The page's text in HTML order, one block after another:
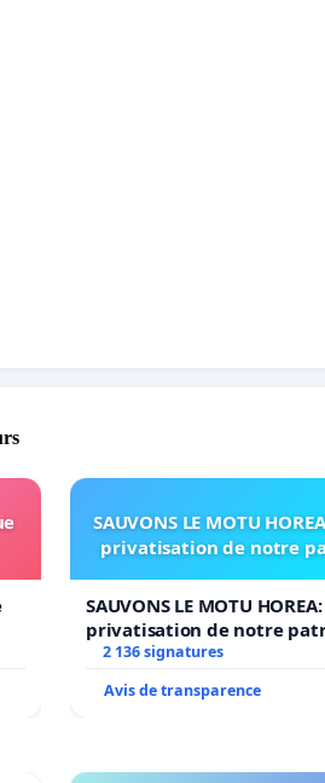
SAUVONS LE MOTU
privatisation de notre
SAUVONS LE MOTU
privatisation de notre
2 136 signatures
Avis de transparence